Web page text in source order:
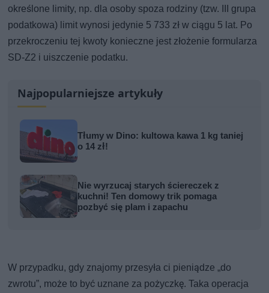
określone limity, np. dla osoby spoza rodziny (tzw. III grupa
podatkowa) limit wynosi jedynie 5 733 zł w ciągu 5 lat. Po
przekroczeniu tej kwoty konieczne jest złożenie formularza
SD-Z2 i uiszczenie podatku.
Najpopularniejsze artykuły
Tłumy w Dino: kultowa kawa 1 kg taniej
o 14 zł!
Nie wyrzucaj starych ściereczek z
kuchni! Ten domowy trik pomaga
pozbyć się plam i zapachu
W przypadku, gdy znajomy przesyła ci pieniądze „do
zwrotu”, może to być uznane za pożyczkę. Taka operacja